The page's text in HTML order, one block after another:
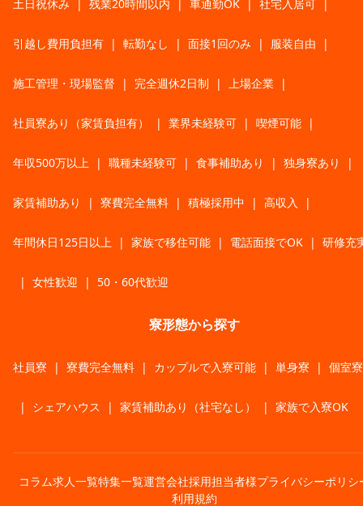
土日祝休み | 残業20時間以内 | 車通勤OK | 社宅入居可 |
引越し費用負担有 | 転勤なし | 面接1回のみ | 服装自由 |
施工管理・現場監督 | 完全週休2日制 | 上場企業 |
社員寮あり（家賃負担有） | 業界未経験可 | 喫煙可能 |
年収500万以上 | 職種未経験可 | 食事補助あり | 独身寮あり |
家賃補助あり | 寮費完全無料 | 積極採用中 | 高収入 |
年間休日125日以上 | 家族で移住可能 | 電話面接でOK | 研修充
| 女性歓迎 | 50・60代歓迎
寮形態から探す
社員寮 | 寮費完全無料 | カップルで入寮可能 | 単身寮 | 個室寮
| シェアハウス | 家賃補助あり（社宅なし） | 家族で入寮OK
コラム求人一覧特集一覧運営会社採用担当者様プライバシーポリシ
利用規約